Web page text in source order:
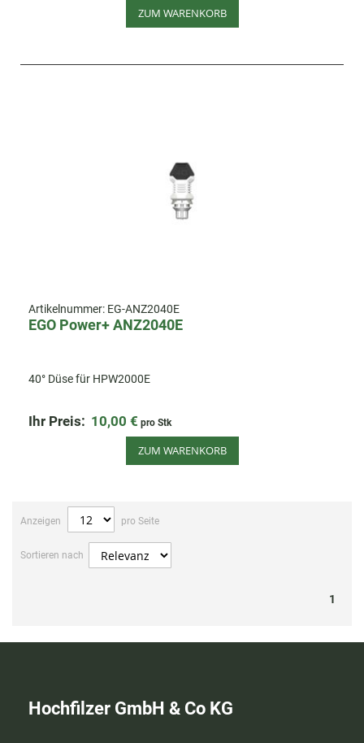
ZUM WARENKORB
Artikelnummer: EG-ANZ2040E
EGO Power+ ANZ2040E
40° Düse für HPW2000E
Ihr Preis: 10,00 € pro Stk
ZUM WARENKORB
Anzeigen pro Seite
Sortieren nach
1
Hochfilzer GmbH & Co KG